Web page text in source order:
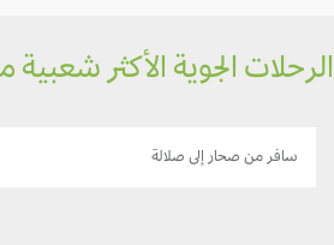
الرحلات الجوية الأكثر
سافر من صحار إلى صلالة